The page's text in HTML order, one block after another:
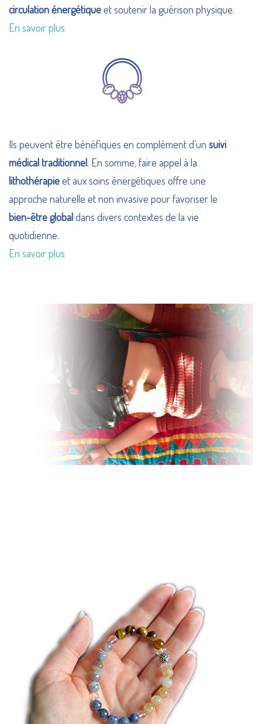
circulation énergétiqueet soutenir la guérison physique.
En savoir plus
Ils peuvent être bénéfiques en complément d’un suivi
médical traditionnel. En somme, faire appel à la
lithothérapieet aux soins énergétiques offre une
approche naturelle et non invasive pour favoriser le
bien-être globaldans divers contextes de la vie
quotidienne.
En savoir plus